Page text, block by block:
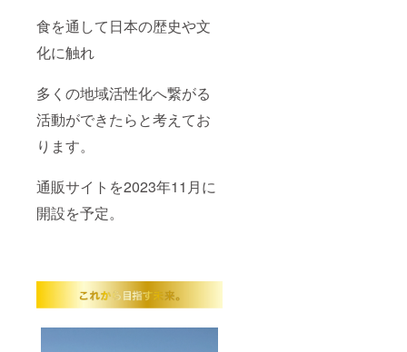
食を通して日本の歴史や文
化に触れ
多くの地域活性化へ繋がる
活動ができたらと考えてお
ります。
通販サイトを2023年11月に
開設を予定。